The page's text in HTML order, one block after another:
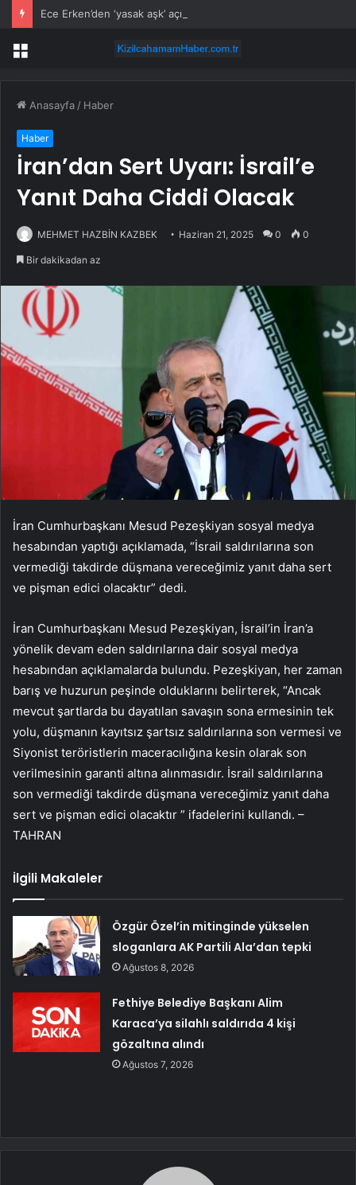
Menü
Anasayfa / Haber
Haber
İran’dan Sert Uyarı: İsrail’e
Yanıt Daha Ciddi Olacak
MEHMET HAZBİN KAZBEK Haziran 21, 2025 0 0
Bir dakikadan az
İran Cumhurbaşkanı Mesud Pezeşkiyan sosyal medya
hesabından yaptığı açıklamada, “İsrail saldırılarına son
vermediği takdirde düşmana vereceğimiz yanıt daha sert
ve pişman edici olacaktır” dedi.
İran Cumhurbaşkanı Mesud Pezeşkiyan, İsrail’in İran’a
yönelik devam eden saldırılarına dair sosyal medya
hesabından açıklamalarda bulundu. Pezeşkiyan, her zaman
barış ve huzurun peşinde olduklarını belirterek, “Ancak
mevcut şartlarda bu dayatılan savaşın sona ermesinin tek
yolu, düşmanın kayıtsız şartsız saldırılarına son vermesi ve
Siyonist teröristlerin maceracılığına kesin olarak son
verilmesinin garanti altına alınmasıdır. İsrail saldırılarına
son vermediği takdirde düşmana vereceğimiz yanıt daha
sert ve pişman edici olacaktır ” ifadelerini kullandı. –
TAHRAN
İlgili Makaleler
Özgür Özel’in mitinginde yükselen
sloganlara AK Partili Ala’dan tepki
Ağustos 8, 2026
Fethiye Belediye Başkanı Alim
Karaca’ya silahlı saldırıda 4 kişi
gözaltına alındı
Ağustos 7, 2026